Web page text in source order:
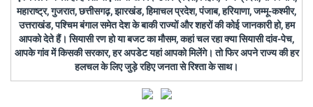
महाराष्ट्र, गुजरात, छत्तीसगढ़, झारखंड, हिमाचल प्रदेश, पंजाब, हरियाणा, जम्मू-कश्मीर,
उत्तराखंड, पश्चिम बंगाल समेत देश के बाकी राज्यों और शहरों की कोई जानकारी हो, हम
आपको देते हैं। सियासी रण हो या बजट का मौसम, कहां चल रहा क्या सियासी दांव-पेच,
आपके गांव में किसकी सरकार, हर अपडेट यहां आपको मिलेंगे। तो फिर अपने राज्य की हर
हलचल के लिए जुड़े रहिए जनता से रिश्ता के साथ।